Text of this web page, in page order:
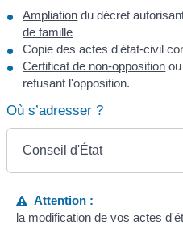
Ampliation du décret
de famille
Copie des actes d'état-civil
Certificat de non-opposition
refusant l'opposition.
Où s’adresser ?
Conseil d'État
Attention :
la modification de vos actes